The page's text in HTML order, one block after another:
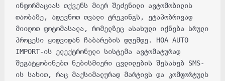
ინფორმაციას თქვენს მიერ შეძენილი ავტომობილის
თაობაზე, ადევნოთ თვალი ტრეკინგს, ეტაპობრივად
მიიღოთ ფოტომასალა, რომელზეც ასახული იქნება სრული
პროცესი ყიდვიდან ჩაბარების დღემდე. HOA AUTO
IMPORT-ის ელექტრონული სისტემა ავტომატურად
შეგატყობინებთ ნებისმიერი ცვლილების შესახებ SMS-
ის სახით, რაც მაქსიმალურად მარტივს და კომფორტულს